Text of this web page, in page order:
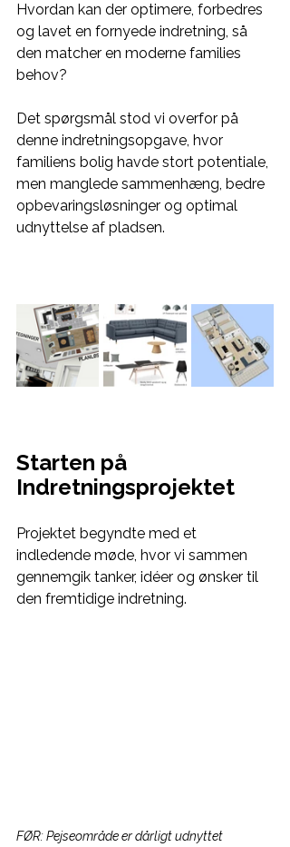
Hvordan kan der optimere, forbedres
og lavet en fornyede indretning, så
den matcher en moderne families
behov?
Det spørgsmål stod vi overfor på
denne indretningsopgave, hvor
familiens bolig havde stort potentiale,
men manglede sammenhæng, bedre
opbevaringsløsninger og optimal
udnyttelse af pladsen.
Starten på
Indretningsprojektet
Projektet begyndte med et
indledende møde, hvor vi sammen
gennemgik tanker, idéer og ønsker til
den fremtidige indretning.
FØR: Pejseområde er dårligt udnyttet